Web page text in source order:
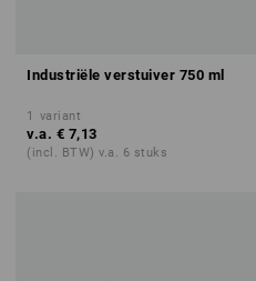
Industriële verstuiver 750 ml
1 variant
v.a. € 7,13
(incl. BTW) v.a. 6 stuks